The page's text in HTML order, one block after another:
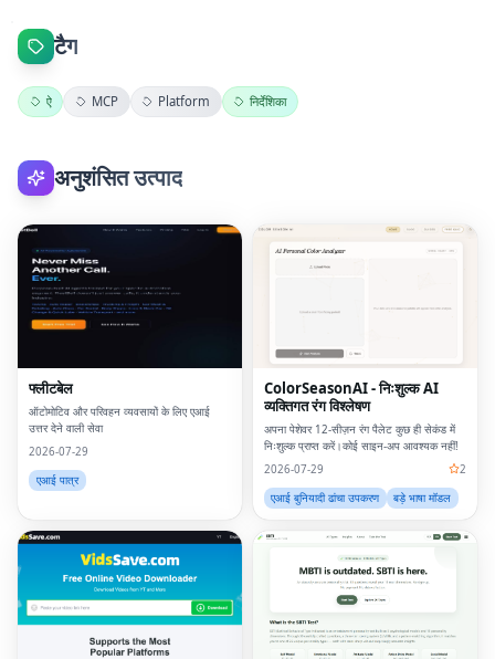
टैग
ऐ MCP Platform निर्देशिका
अनुशंसित उत्पाद
फ्लीटबेल
ऑटोमोटिव और परिवहन व्यवसायों के लिए एआई
उत्तर देने वाली सेवा
2026-07-29
एआई पात्र
ColorSeasonAI - निःशुल्क AI
व्यक्तिगत रंग विश्लेषण
अपना पेशेवर 12-सीज़न रंग पैलेट कुछ ही सेकंड में
निःशुल्क प्राप्त करें।कोई साइन-अप आवश्यक नहीं!
2026-07-29
2
एआई बुनियादी ढांचा उपकरण
बड़े भाषा मॉडल